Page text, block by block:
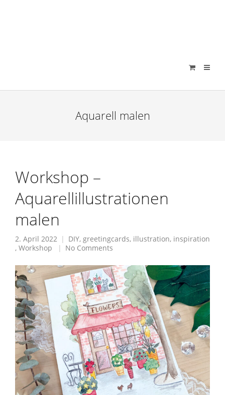
Aquarell malen
Workshop –
Aquarellillustrationen
malen
2. April 2022 DIY, greetingcards, illustration, inspiration
, Workshop No Comments